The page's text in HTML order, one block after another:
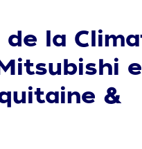
de la
&